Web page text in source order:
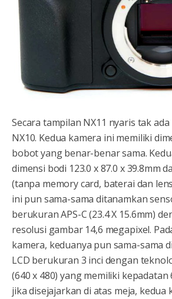
Secara tampilan NX11 nyaris tak
NX10. Kedua kamera ini memiliki
bobot yang benar-benar sama.
dimensi bodi 123.0 x 87.0 x 39.8mm
(tanpa memory card, baterai dan
ini pun sama-sama ditanamkan
berukuran APS-C (23.4 X 15.6mm)
resolusi gambar 14,6 megapixel.
kamera, keduanya pun sama-sama
LCD berukuran 3 inci dengan
(640 x 480) yang memiliki kepadatan
jika disejajarkan di atas meja, kedua